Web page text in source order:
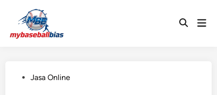
content
Open
PostedJasa Online